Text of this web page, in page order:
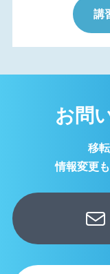
講
お問
移
情報変更